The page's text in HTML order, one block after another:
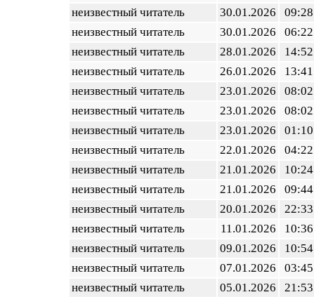
неизвестный читатель
30.01.2026
09:28
неизвестный читатель
30.01.2026
06:22
неизвестный читатель
28.01.2026
14:52
неизвестный читатель
26.01.2026
13:41
неизвестный читатель
23.01.2026
08:02
неизвестный читатель
23.01.2026
08:02
неизвестный читатель
23.01.2026
01:10
неизвестный читатель
22.01.2026
04:22
неизвестный читатель
21.01.2026
10:24
неизвестный читатель
21.01.2026
09:44
неизвестный читатель
20.01.2026
22:33
неизвестный читатель
11.01.2026
10:36
неизвестный читатель
09.01.2026
10:54
неизвестный читатель
07.01.2026
03:45
неизвестный читатель
05.01.2026
21:53